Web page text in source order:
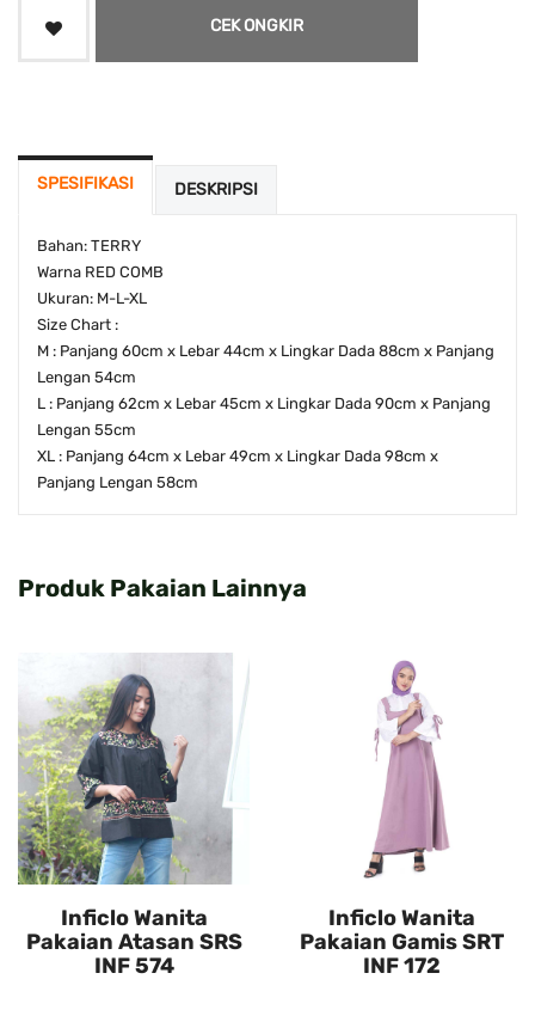
CEK ONGKIR
SPESIFIKASI DESKRIPSI
Bahan: TERRY
Warna RED COMB
Ukuran: M-L-XL
Size Chart :
M : Panjang 60cm x Lebar 44cm x Lingkar Dada 88cm x Panjang
Lengan 54cm
L : Panjang 62cm x Lebar 45cm x Lingkar Dada 90cm x Panjang
Lengan 55cm
XL : Panjang 64cm x Lebar 49cm x Lingkar Dada 98cm x
Panjang Lengan 58cm
Produk Pakaian Lainnya
Inficlo Wanita
Pakaian Atasan SRS
INF 574
Inficlo Wanita
Pakaian Gamis SRT
INF 172